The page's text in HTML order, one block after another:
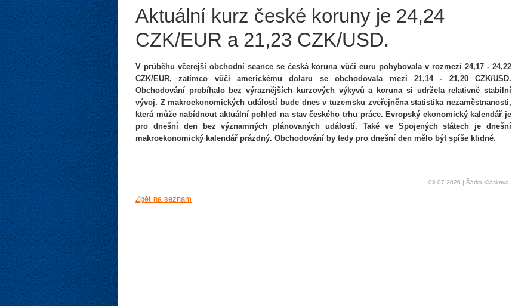
Aktuální kurz české koruny je 24,24
CZK/EUR a 21,23 CZK/USD.
V průběhu včerejší obchodní seance se česká koruna vůči euru pohybovala v rozmezí 24,17 - 24,22
CZK/EUR, zatímco vůči americkému dolaru se obchodovala mezi 21,14 - 21,20 CZK/USD.
Obchodování probíhalo bez výraznějších kurzových výkyvů a koruna si udržela relativně stabilní
vývoj. Z makroekonomických událostí bude dnes v tuzemsku zveřejněna statistika nezaměstnanosti,
která může nabídnout aktuální pohled na stav českého trhu práce. Evropský ekonomický kalendář je
pro dnešní den bez významných plánovaných událostí. Také ve Spojených státech je dnešní
makroekonomický kalendář prázdný. Obchodování by tedy pro dnešní den mělo být spíše klidné.
08.07.2026 | Šárka Klásková
Zpět na seznam